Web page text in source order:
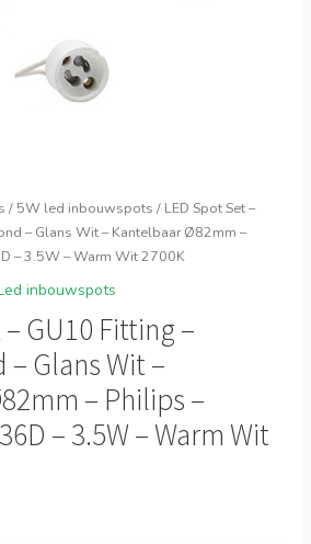
/ 5W led inbouwspots / LED Spot Set –
– Glans Wit – Kantelbaar Ø82mm –
– 3.5W – Warm Wit 2700K
inbouwspots
GU10 Fitting –
Glans Wit –
– Philips –
– 3.5W – Warm Wit